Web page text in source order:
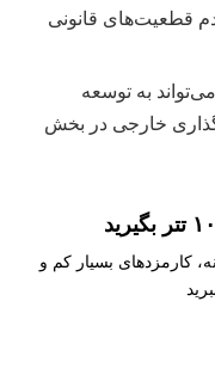
قطعیت‌های قانونی
به توسعه
خارجی در بخش
کارمزدهای بسیار کم و